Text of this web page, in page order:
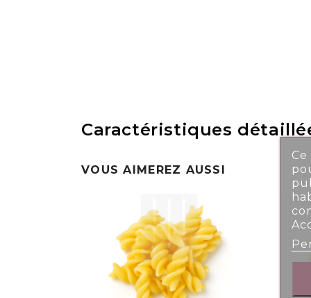
Caractéristiques
VOUS AIMEREZ AUSSI